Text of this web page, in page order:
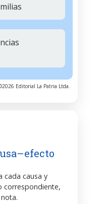
Editorial La Patria Ltda.
cada causa y
correspondiente,